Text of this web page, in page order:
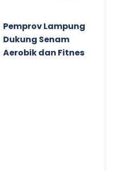
Pemprov Lampung
Dukung Senam
Aerobik dan Fitnes